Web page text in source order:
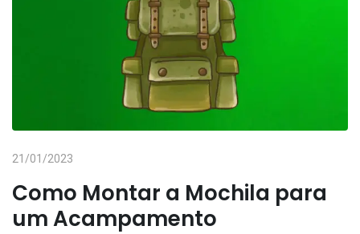
21/01/2023
Como Montar a Mochila para
um Acampamento